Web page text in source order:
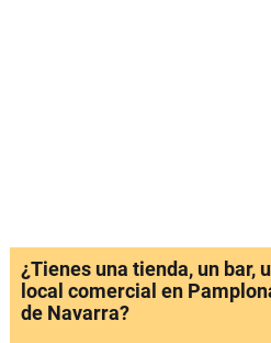
¿Tienes una tienda, un bar,
local comercial en
de Navarra?